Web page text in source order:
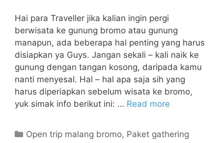
Hai para Traveller jika kalian ingin pergi
berwisata ke gunung bromo atau gunung
manapun, ada beberapa hal penting yang harus
disiapkan ya Guys. Jangan sekali – kali naik ke
gunung dengan tangan kosong, daripada kamu
nanti menyesal. Hal – hal apa saja sih yang
harus diperiapkan sebelum wisata ke bromo,
yuk simak info berikut ini: … Read more
Open trip malang bromo, Paket gathering